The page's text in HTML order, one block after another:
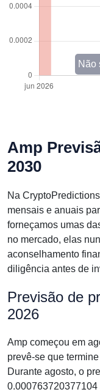
Não
Amp
2030
Na
mensais e anuais
forneçamos umas
no mercado, elas
aconselhamento
diligência antes de
Previsão de
2026
Amp começou em
prevê-se que
Durante agosto, o